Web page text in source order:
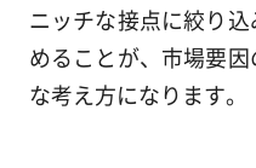
ニッチな接点に絞り
めることが、市場要
な考え方になります。